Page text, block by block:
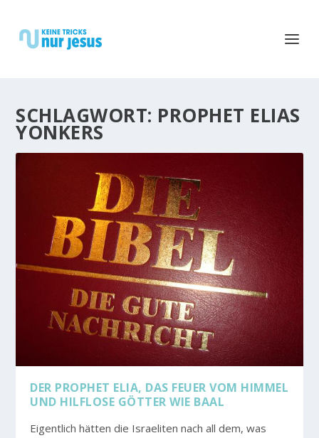
SCHLAGWORT: PROPHET ELIAS
YONKERS
DER PROPHET ELIA, DAS FEUER VOM HIMMEL
UND HILFLOSE GÖTTER WIE BAAL
Eigentlich hätten die Israeliten nach all dem, was